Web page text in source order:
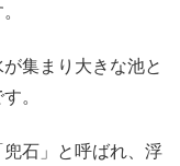
集まり大きな池と
。
石」と呼ばれ、浮